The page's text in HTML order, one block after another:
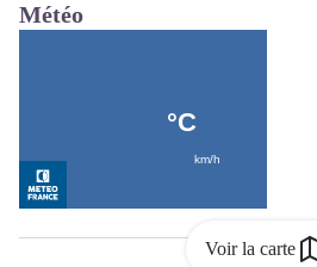
Voir la carte
Météo